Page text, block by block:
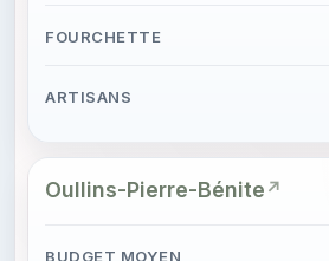
Oullins-Pierre-Bénite